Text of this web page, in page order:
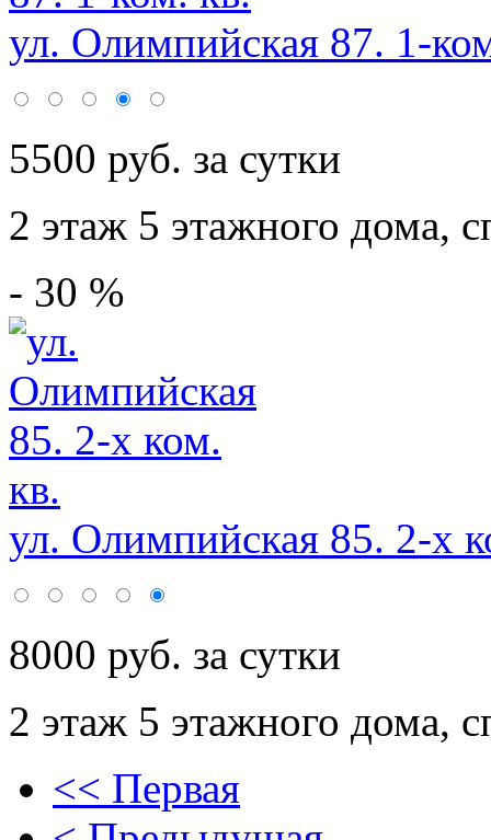
ул. Олимпийская 87. 1-
5500 руб. за сутки
2 этаж 5 этажного дома,
- 30 %
ул. Олимпийская 85. 2-х
8000 руб. за сутки
2 этаж 5 этажного дома,
<< Первая